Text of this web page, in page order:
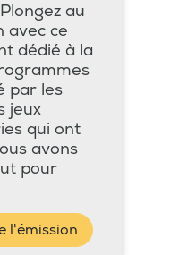
au
ce
dédié à la
par les
jeux
qui ont
avons
pour
l'émission